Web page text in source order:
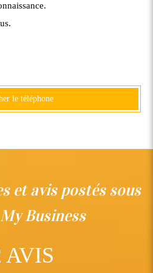
le téléphone
et avis postés sous
Business
AVIS